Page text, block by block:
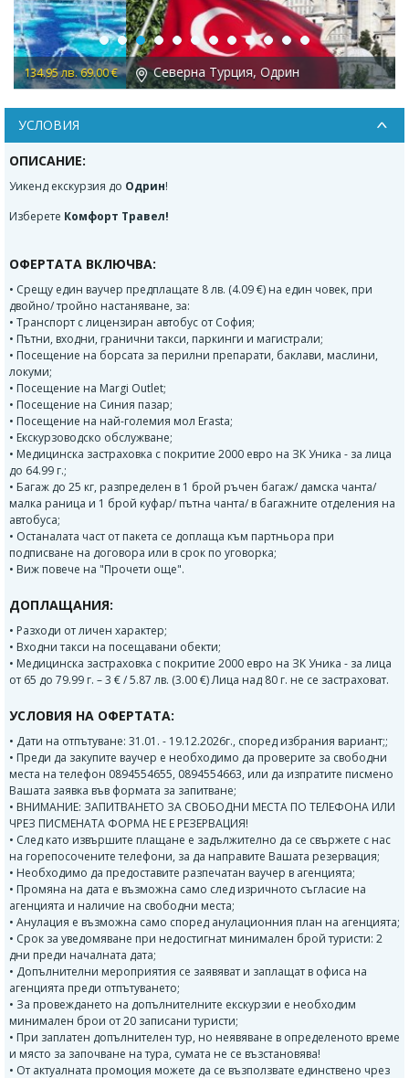
Северна Турция, Одрин 127.13 лв. 65.00 €
Previous Next
УСЛОВИЯ
ОПИСАНИЕ:
Уикенд екскурзия до Одрин!
Изберете Комфорт Травел!
ОФЕРТАТА ВКЛЮЧВА:
• Срещу един ваучер предплащате 8 лв. (4.09 €) на един човек, при
двойно/ тройно настаняване, за:
• Транспорт с лицензиран автобус от София;
• Пътни, входни, гранични такси, паркинги и магистрали;
• Посещение на борсата за перилни препарати, баклави, маслини,
локуми;
• Посещение на Margi Outlet;
• Посещение на Синия пазар;
• Посещение на най-големия мол Erasta;
• Екскурзоводско обслужване;
• Медицинска застраховка с покритие 2000 евро на ЗК Уника - за лица
до 64.99 г.;
• Багаж до 25 кг, разпределен в 1 брой ръчен багаж/ дамска чанта/
малка раница и 1 брой куфар/ пътна чанта/ в багажните отделения на
автобуса;
• Останалата част от пакета се доплаща към партньора при
подписване на договора или в срок по уговорка;
• Виж повече на "Прочети още".
ДОПЛАЩАНИЯ:
• Разходи от личен характер;
• Входни такси на посещавани обекти;
• Медицинска застраховка с покритие 2000 евро на ЗК Уника - за лица
от 65 до 79.99 г. – 3 € / 5.87 лв. (3.00 €) Лица над 80 г. не се застраховат.
УСЛОВИЯ НА ОФЕРТАТА:
• Дати на отпътуване: 31.01. - 19.12.2026г., според избрания вариант;;
• Преди да закупите ваучер е необходимо да проверите за свободни
места на телефон 0894554655, 0894554663, или да изпратите писмено
Вашата заявка във формата за запитване;
• ВНИМАНИЕ: ЗАПИТВАНЕТО ЗА СВОБОДНИ МЕСТА ПО ТЕЛЕФОНА ИЛИ
ЧРЕЗ ПИСМЕНАТА ФОРМА НЕ Е РЕЗЕРВАЦИЯ!
• След като извършите плащане е задължително да се свържете с нас
на горепосочените телефони, за да направите Вашата резервация;
• Необходимо да предоставите разпечатан ваучер в агенцията;
• Промяна на дата е възможна само след изричното съгласие на
агенцията и наличие на свободни места;
• Анулация е възможна само според анулационния план на агенцията;
• Срок за уведомяване при недостигнат минимален брой туристи: 2
дни преди началната дата;
• Допълнителни мероприятия се заявяват и заплащат в офиса на
агенцията преди отпътуването;
• За провеждането на допълнителните екскурзии е необходим
минимален брои от 20 записани туристи;
• При заплатен допълнителен тур, но неявяване в определеното време
и място за започване на тура, сумата не се възстановява!
• От актуалната промоция можете да се възползвате единствено чрез